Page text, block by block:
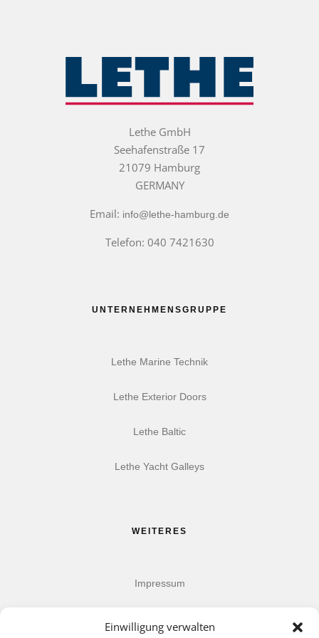
Einwilligung verwalten
Lethe GmbH
Seehafenstraße 17
21079 Hamburg
GERMANY
Email: info@lethe-hamburg.de
Telefon: 040 7421630
UNTERNEHMENSGRUPPE
Lethe Marine Technik
Lethe Exterior Doors
Lethe Baltic
Lethe Yacht Galleys
WEITERES
Impressum